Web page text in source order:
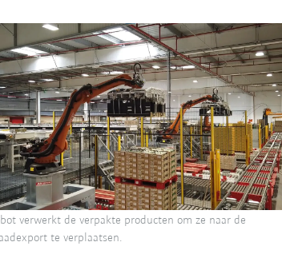
verwerkt de verpakte producten om ze naar de
te verplaatsen.